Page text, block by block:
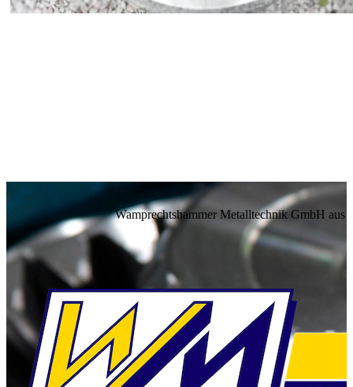
Wamprechtshammer Metalltechnik GmbH aus